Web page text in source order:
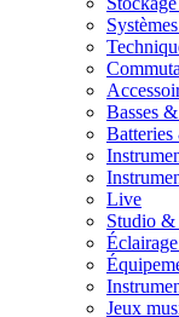
Basses
Batteries
Live
Studio &
Jeux